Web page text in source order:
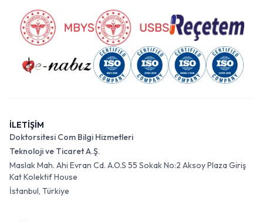
İLETİŞİM
Doktorsitesi Com Bilgi Hizmetleri
Teknoloji ve Ticaret A.Ş.
Maslak Mah. Ahi Evran Cd. A.O.S 55 Sokak No:2 Aksoy Plaza Giriş
Kat Kolektif House
İstanbul, Türkiye